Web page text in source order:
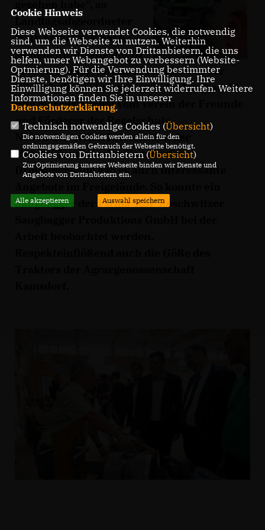
Maik Kowalleck nach
seinem Rundgang mit Dr.
Steffen Kania, Matthias Fritsche von der
Wirtschaftsförderung sowie Andre Oswald
und Marcus Michel vom Verein der Freunde
und Förderer der Regelschule.
Neben den vielen Infoständen der
Unternehmen in der Gorndorfer
Dreifelderhalle gab es auch interessante
Saugbagger der FirmaRSP Reschwitzer
Cookie Hinweis
Diese Webseite verwendet Cookies, die notwendig
sind, um die Webseite zu nutzen. Weiterhin
verwenden wir Dienste von Drittanbietern, die uns
helfen, unser Webangebot zu verbessern (Website-
Optmierung). Für die Verwendung bestimmter
Dienste, benötigen wir Ihre Einwilligung. Ihre
Einwilligung können Sie jederzeit widerrufen. Weitere
Informationen finden Sie in unserer
Datenschutzerklärung.
Technisch notwendige Cookies (Übersicht)
Die notwendigen Cookies werden allein für den
ordnungsgemäßen Gebrauch der Webseite benötigt.
Cookies von Drittanbietern (Übersicht)
Zur Optimierung unserer Webseite binden wir Dienste und
Angebote von Drittanbietern ein.
Alle akzeptieren Auswahl speichern